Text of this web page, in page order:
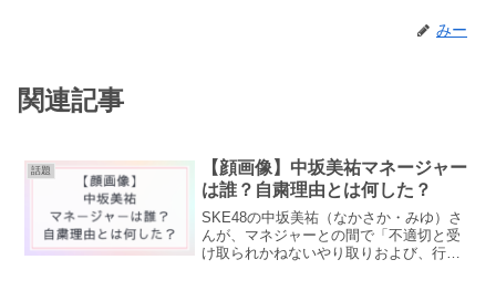
みー
関連記事
話題
【顔画像】中坂美祐マネージャー
は誰？自粛理由とは何した？
SKE48の中坂美祐（なかさか・みゆ）さ
んが、マネジャーとの間で「不適切と受
け取られかねないやり取りおよび、行